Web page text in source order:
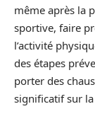
même après la
sportive, faire
l’activité
des étapes
porter des
significatif sur